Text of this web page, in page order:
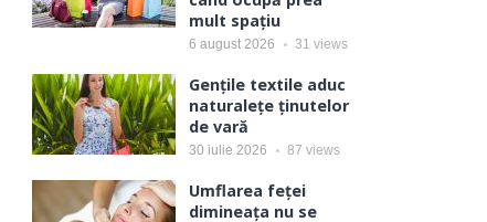
mult spațiu
6 august 2026 31 views
Gențile textile aduc
naturalețe ținutelor
de vară
30 iulie 2026 87 views
Umflarea feței
dimineața nu se